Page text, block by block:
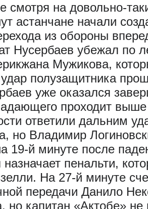
на довольно-таки
астанчане начали
из обороны
Нусербаев убежал по
Мужикова,
полузащитника
уже оказался
проходит выше
дальним
но Владимир
19-й минуте после
пенальти,
На 27-й минуте
передачи Данило
но капитан «Актобе» не